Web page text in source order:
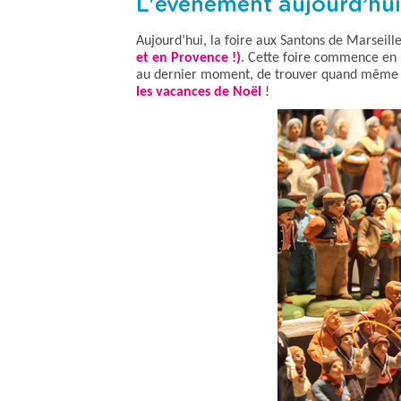
L'événement aujourd’hui
Aujourd’hui, la foire aux Santons de
et en Provence !). Cette foire commence en
au dernier moment, de trouver quand
les vacances de Noël !